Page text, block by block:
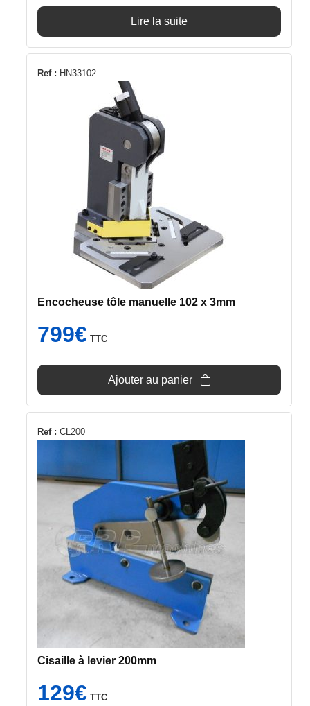
Lire la suite
Ref : HN33102
Encocheuse tôle manuelle 102 x 3mm
799€ TTC
Ajouter au panier
Ref : CL200
Cisaille à levier 200mm
129€ TTC